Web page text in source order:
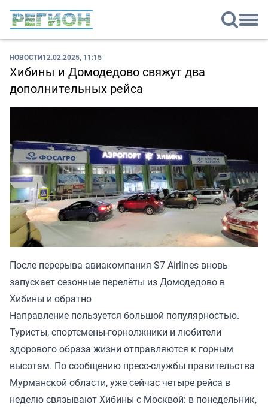
НОВОСТИ12.02.2025, 11:15
Хибины и Домодедово свяжут два
дополнительных рейса
После перерыва авиакомпания S7 Airlines вновь
запускает сезонные перелёты из Домодедово в
Хибины и обратно
Направление пользуется большой популярностью.
Туристы, спортсмены-горнолжники и любители
здорового образа жизни отправляются к горным
высотам. По сообщению пресс-службы правительства
Мурманской области, уже сейчас четыре рейса в
неделю связывают Хибины с Москвой: в понедельник,